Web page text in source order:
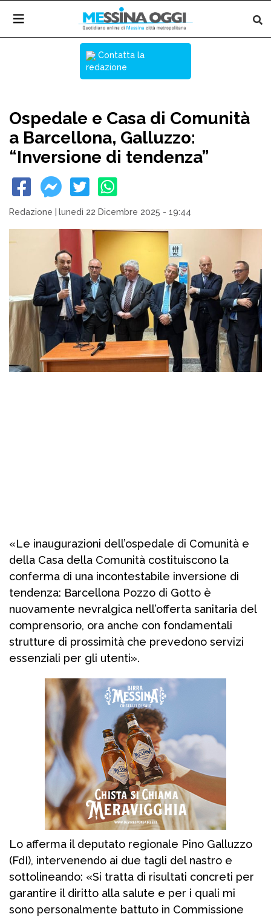
Contatta la
redazione
Ospedale e Casa di Comunità
a Barcellona, Galluzzo:
“Inversione di tendenza”
Redazione lunedì 22 Dicembre 2025 - 19:44
«Le inaugurazioni dell’ospedale di Comunità e
della Casa della Comunità costituiscono la
conferma di una incontestabile inversione di
tendenza: Barcellona Pozzo di Gotto è
nuovamente nevralgica nell’offerta sanitaria del
comprensorio, ora anche con fondamentali
strutture di prossimità che prevedono servizi
essenziali per gli utenti».
Lo afferma il deputato regionale Pino Galluzzo
(FdI), intervenendo ai due tagli del nastro e
sottolineando: «Si tratta di risultati concreti per
garantire il diritto alla salute e per i quali mi
sono personalmente battuto in Commissione